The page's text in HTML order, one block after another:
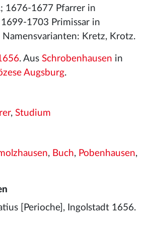
1676-1677 Pfarrer in
1703 Primissar in
Kretz, Krotz.
. Aus Schrobenhausen in
Augsburg.
, Studium
, Buch, Pobenhausen,
[Perioche], Ingolstadt 1656.